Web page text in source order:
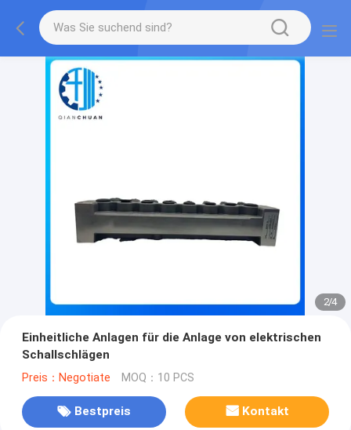
2/4
Einheitliche Anlagen für die Anlage von elektrischen
Schallschlägen
Preis：Negotiate MOQ：10 PCS
Bestpreis Kontakt